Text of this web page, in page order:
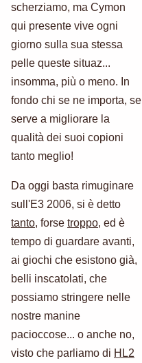
scherziamo, ma Cymon
qui presente vive ogni
giorno sulla sua stessa
pelle queste situaz...
insomma, più o meno. In
fondo chi se ne importa, se
serve a migliorare la
qualità dei suoi copioni
tanto meglio!
Da oggi basta rimuginare
sull'E3 2006, si è detto
tanto, forse troppo, ed è
tempo di guardare avanti,
ai giochi che esistono già,
belli inscatolati, che
possiamo stringere nelle
nostre manine
pacioccose... o anche no,
visto che parliamo di HL2